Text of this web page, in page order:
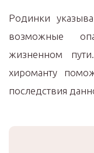
Родинки
возможные
жизненном
хироманту
последствия